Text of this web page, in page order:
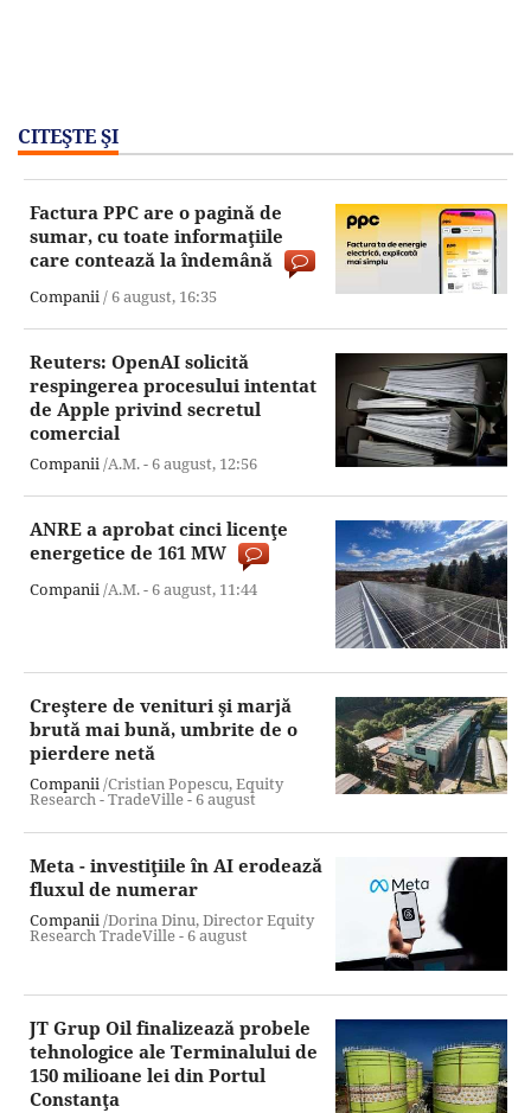
CITEŞTE ŞI
Factura PPC are o pagină de
sumar, cu toate informaţiile
care contează la îndemână
Companii /6 august, 16:35
Reuters: OpenAI solicită
respingerea procesului intentat
de Apple privind secretul
comercial
Companii /A.M. -6 august, 12:56
ANRE a aprobat cinci licenţe
energetice de 161 MW
Companii /A.M. -6 august, 11:44
Creştere de venituri şi marjă
brută mai bună, umbrite de o
pierdere netă
Companii/Cristian Popescu, Equity
Research - TradeVille -6 august
Meta - investiţiile în AI erodează
fluxul de numerar
Companii /Dorina Dinu, Director Equity
Research TradeVille -6 august
JT Grup Oil finalizează probele
tehnologice ale Terminalului de
150 milioane lei din Portul
Constanţa